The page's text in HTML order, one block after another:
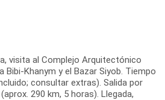
visita al Complejo Arquitectónico
Bibi-Khanym y el Bazar Siyob. Tiempo
consultar extras). Salida por
290 km, 5 horas). Llegada,